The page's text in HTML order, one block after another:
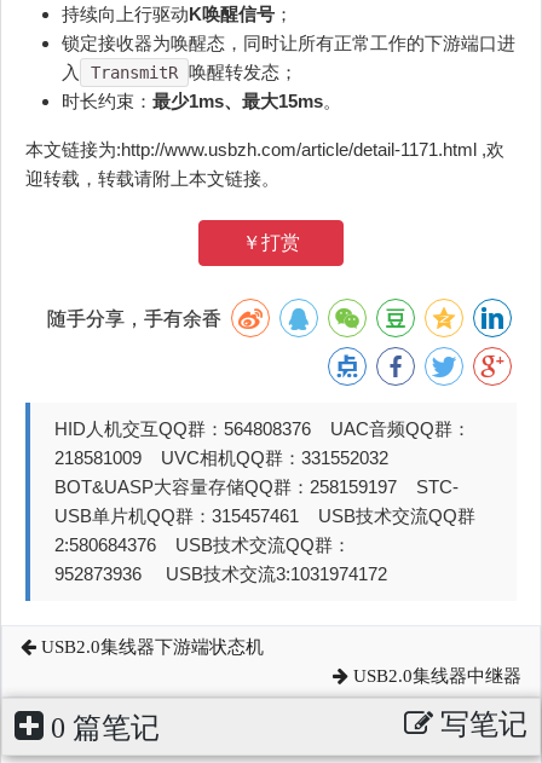
持续向上行驱动K唤醒信号 ；
锁定接收器为唤醒态，同时让所有正常工作的下游端口进
入
TransmitR 唤醒转发态；
时长约束： 最少1ms、最大15ms。
本文链接为:http://www.usbzh.com/article/detail-1171.html ,欢
迎转载，转载请附上本文链接。
￥打赏
随手分享，手有余香
HID人机交互QQ群：564808376 UAC音频QQ群：
218581009 UVC相机QQ群：331552032
BOT&UASP大容量存储QQ群：258159197 STC-
USB单片机QQ群：315457461 USB技术交流QQ群
2:580684376 USB技术交流QQ群：
952873936 USB技术交流3:1031974172
USB2.0集线器下游端状态机
USB2.0集线器中继器
0 篇笔记 写笔记